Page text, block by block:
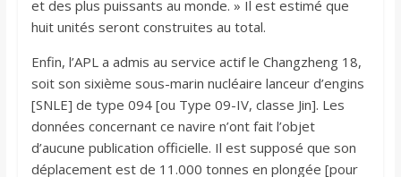
et des plus puissants au monde. » Il est estimé que
huit unités seront construites au total.
Enfin, l’APL a admis au service actif le Changzheng 18,
soit son sixième sous-marin nucléaire lanceur d’engins
[SNLE] de type 094 [ou Type 09-IV, classe Jin]. Les
données concernant ce navire n’ont fait l’objet
d’aucune publication officielle. Il est supposé que son
déplacement est de 11.000 tonnes en plongée [pour